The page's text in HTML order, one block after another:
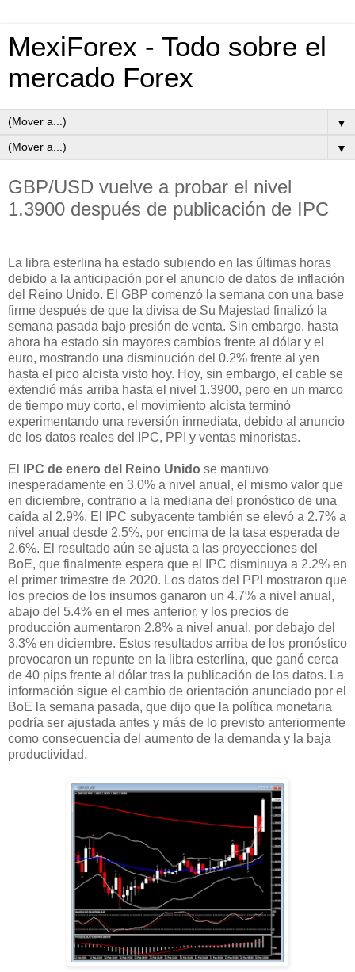
MexiForex - Todo sobre el
mercado Forex
▼
▼
GBP/USD vuelve a probar el nivel
1.3900 después de publicación de IPC
La libra esterlina ha estado subiendo en las últimas horas
debido a la anticipación por el anuncio de datos de inflación
del Reino Unido. El GBP comenzó la semana con una base
firme después de que la divisa de Su Majestad finalizó la
semana pasada bajo presión de venta. Sin embargo, hasta
ahora ha estado sin mayores cambios frente al dólar y el
euro, mostrando una disminución del 0.2% frente al yen
hasta el pico alcista visto hoy. Hoy, sin embargo, el cable se
extendió más arriba hasta el nivel 1.3900, pero en un marco
de tiempo muy corto, el movimiento alcista terminó
experimentando una reversión inmediata, debido al anuncio
de los datos reales del IPC, PPI y ventas minoristas.
El IPC de enero del Reino Unido se mantuvo
inesperadamente en 3.0% a nivel anual, el mismo valor que
en diciembre, contrario a la mediana del pronóstico de una
caída al 2.9%. El IPC subyacente también se elevó a 2.7% a
nivel anual desde 2.5%, por encima de la tasa esperada de
2.6%. El resultado aún se ajusta a las proyecciones del
BoE, que finalmente espera que el IPC disminuya a 2.2% en
el primer trimestre de 2020. Los datos del PPI mostraron que
los precios de los insumos ganaron un 4.7% a nivel anual,
abajo del 5.4% en el mes anterior, y los precios de
producción aumentaron 2.8% a nivel anual, por debajo del
3.3% en diciembre. Estos resultados arriba de los pronóstico
provocaron un repunte en la libra esterlina, que ganó cerca
de 40 pips frente al dólar tras la publicación de los datos. La
información sigue el cambio de orientación anunciado por el
BoE la semana pasada, que dijo que la política monetaria
podría ser ajustada antes y más de lo previsto anteriormente
como consecuencia del aumento de la demanda y la baja
productividad.